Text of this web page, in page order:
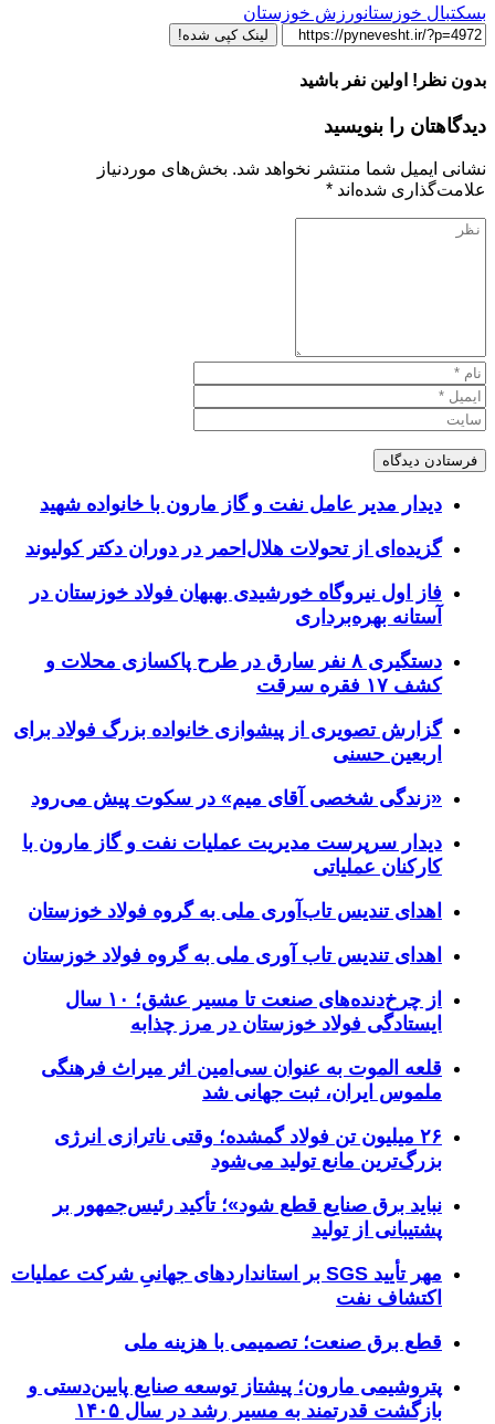
بسکتبال خوزستانورزش خوزستان
لینک کپی شده!
بدون نظر! اولین نفر باشید
دیدگاهتان را بنویسید
نشانی ایمیل شما منتشر نخواهد شد. بخش‌های موردنیاز
علامت‌گذاری شده‌اند *
دیدار مدیر عامل نفت و گاز مارون با خانواده شهید
گزیده‌ای از تحولات هلال‌احمر در دوران دکتر کولیوند
فاز اول نیروگاه خورشیدی بهبهان فولاد خوزستان در
آستانه بهره‌برداری
دستگیری ۸ نفر سارق در طرح پاکسازی محلات و
کشف ۱۷ فقره سرقت
گزارش تصویری از پیشوازی خانواده بزرگ فولاد برای
اربعین حسنی
«زندگی شخصی آقای میم» در سکوت پیش می‌رود
دیدار سرپرست مدیریت عملیات نفت و گاز مارون با
کارکنان عملیاتی
اهدای تندیس تاب‌آوری ملی به گروه فولاد خوزستان
اهدای تندیس تاب آوری ملی به گروه فولاد خوزستان
از چرخ‌دنده‌های صنعت تا مسیر عشق؛ ۱۰ سال
ایستادگی فولاد خوزستان در مرز چذابه
قلعه الموت به عنوان سی‌امین اثر میراث‌ فرهنگی
ملموس ایران، ثبت جهانی شد
۲۶ میلیون تن فولاد گمشده؛ وقتی ناترازی انرژی
بزرگ‌ترین مانع تولید می‌شود
نباید برق صنایع قطع شود»؛ تأکید رئیس‌جمهور بر
پشتیبانی از تولید
مهر تأیید SGS بر استانداردهای جهانیِ شرکت عملیات
اکتشاف نفت
قطع برق صنعت؛ تصمیمی با هزینه ملی
پتروشیمی مارون؛ پیشتاز توسعه صنایع پایین‌دستی و
بازگشت قدرتمند به مسیر رشد در سال ۱۴۰۵